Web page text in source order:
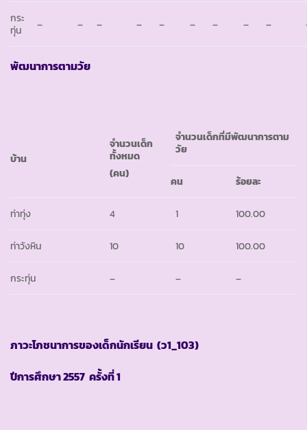
กระ
ทุ่น
– – – – – – – – –
พัฒนาการตามวัย
บ้าน
จำนวนเด็ก
ทั้งหมด
(คน)
จำนวนเด็กที่มีพัฒนาการตาม
วัย
คน ร้อยละ
ท่าทุ่ง 4 1 100.00
ท่าวังหิน 10 10 100.00
กระทุ่น – – –
ภาวะโภชนาการของเด็กนักเรียน (ว1_103)
ปีการศึกษา2557 ครั้งที่ 1